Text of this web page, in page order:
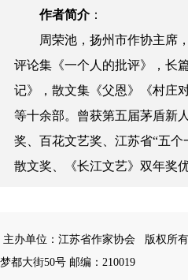
作者简介：
周荣池，扬州市作协主席
评论集《一个人的批评》，长
记》，散文集《父恩》《村庄
等十余部。曾获第五届茅盾新
奖、百花文艺奖、江苏省“五
散文奖、《长江文艺》双年奖
主办单位：江苏省作家协会 版权所
梦都大街50号 邮编：210019